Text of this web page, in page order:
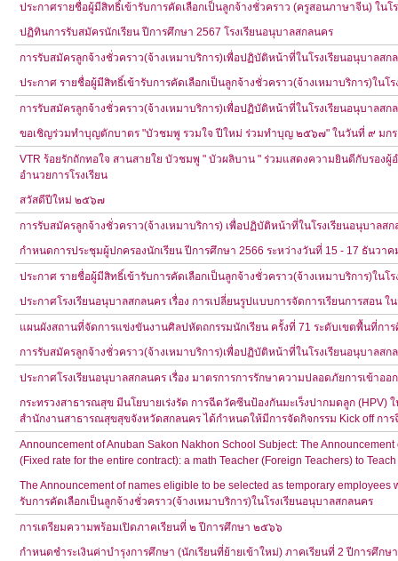
ประกาศรายชื่อผู้มีสิทธิ์เข้ารับการคัดเลือกเป็นลูกจ้างชั่วคราว (ครูสอนภาษาจีน) ในโ
ปฏิทินการรับสมัครนักเรียน ปีการศึกษา 2567 โรงเรียนอนุบาลสกลนคร
การรับสมัครลูกจ้างชั่วคราว(จ้างเหมาบริการ)เพื่อปฏิบัติหน้าที่ในโรงเรียนอนุบาลสก
ประกาศ รายชื่อผู้มีสิทธิ์เข้ารับการคัดเลือกเป็นลูกจ้างชั่วคราว(จ้างเหมาบริการ)ในโ
การรับสมัครลูกจ้างชั่วคราว(จ้างเหมาบริการ)เพื่อปฏิบัติหน้าที่ในโรงเรียนอนุบาลสก
ขอเชิญร่วมทำบุญตักบาตร "บัวชมพู รวมใจ ปีใหม่ ร่วมทำบุญ ๒๕๖๗" ในวันที่ ๙ มก
VTR ร้อยรักถักทอใจ สานสายใย บัวชมพู " บัวผลิบาน " ร่วมแสดงความยินดีกับรอง
อำนวยการโรงเรียน
สวัสดีปีใหม่ ๒๕๖๗
การรับสมัครลูกจ้างชั่วคราว(จ้างเหมาบริการ) เพื่อปฏิบัติหน้าที่ในโรงเรียนอนุบาลสก
กำหนดการประชุมผู้ปกครองนักเรียน ปีการศึกษา 2566 ระหว่างวันที่ 15 - 17 ธันวาค
ประกาศ รายชื่อผู้มีสิทธิ์เข้ารับการคัดเลือกเป็นลูกจ้างชั่วคราว(จ้างเหมาบริการ)ในโ
ประกาศโรงเรียนอนุบาลสกลนคร เรื่อง การเปลี่ยนรูปแบบการจัดการเรียนการสอน
แผนผังสถานที่จัดการแข่งขันงานศิลปหัตถกรรมนักเรียน ครั้งที่ 71 ระดับเขตพื้นที่กา
การรับสมัครลูกจ้างชั่วคราว(จ้างเหมาบริการ)เพื่อปฏิบัติหน้าที่ในโรงเรียนอนุบาลสก
ประกาศโรงเรียนอนุบาลสกลนคร เรื่อง มาตรการการรักษาความปลอดภัยการเข้าอ
กระทรวงสาธารณสุข มีนโยบายเร่งรัด การฉีดวัคซีนป้องกันมะเร็งปากมดลูก
สำนักงานสาธารณสุขสุขจังหวัดสกลนคร ได้กำหนดให้มีการจัดกิจกรรม Kick off กา
Announcement of Anuban Sakon Nakhon School Subject: The
(Fixed rate for the entire contract): a math Teacher (Foreign Teachers) to
The Announcement of names eligible to be selected as temporary
รับการคัดเลือกเป็นลูกจ้างชั่วคราว(จ้างเหมาบริการ)ในโรงเรียนอนุบาลสกลนคร
การเตรียมความพร้อมเปิดภาคเรียนที่ ๒ ปีการศึกษา ๒๕๖๖
กำหนดชำระเงินค่าบำรุงการศึกษา (นักเรียนที่ย้ายเข้าใหม่) ภาคเรียนที่ 2 ปีการศึก